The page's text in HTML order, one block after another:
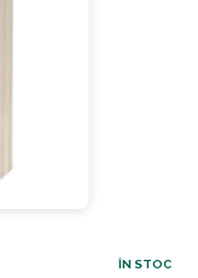
ÎN STOC